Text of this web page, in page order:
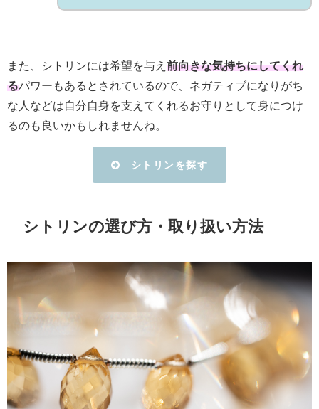
また、シトリンには希望を与え 前向きな気持ちにしてくれ
るパワーもあるとされているので、ネガティブになりがち
な人などは自分自身を支えてくれるお守りとして身につけ
るのも良いかもしれませんね。
シトリンを探す
シトリンの選び方・取り扱い方法